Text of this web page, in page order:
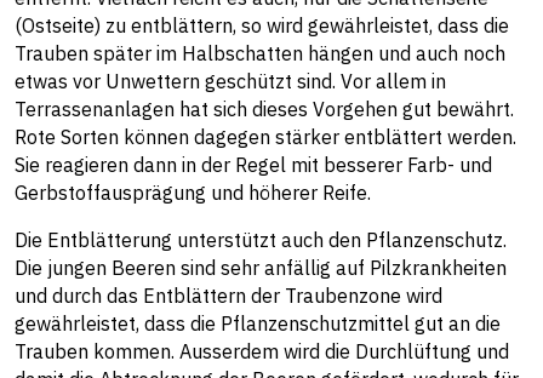
(Ostseite) zu entblättern, so wird gewährleistet, dass die
Trauben später im Halbschatten hängen und auch noch
etwas vor Unwettern geschützt sind. Vor allem in
Terrassenanlagen hat sich dieses Vorgehen gut bewährt.
Rote Sorten können dagegen stärker entblättert werden.
Sie reagieren dann in der Regel mit besserer Farb- und
Gerbstoffausprägung und höherer Reife.
Die Entblätterung unterstützt auch den Pflanzenschutz.
Die jungen Beeren sind sehr anfällig auf Pilzkrankheiten
und durch das Entblättern der Traubenzone wird
gewährleistet, dass die Pflanzenschutzmittel gut an die
Trauben kommen. Ausserdem wird die Durchlüftung und